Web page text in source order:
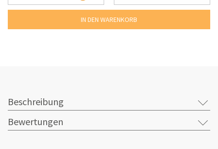
Beschreibung
Bewertungen